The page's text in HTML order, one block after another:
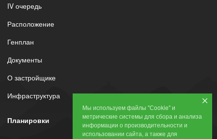
IV очередь
Расположение
Генплан
Документы
О застройщике
Инфраструктура
Планировки
Мы используем файлы "Сookie" и
метрические системы для сбора и анализа
информации о производительности и
использовании сайта, а также для